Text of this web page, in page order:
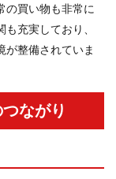
の買い物も非常に
充実しており、
が整備されていま
ながり